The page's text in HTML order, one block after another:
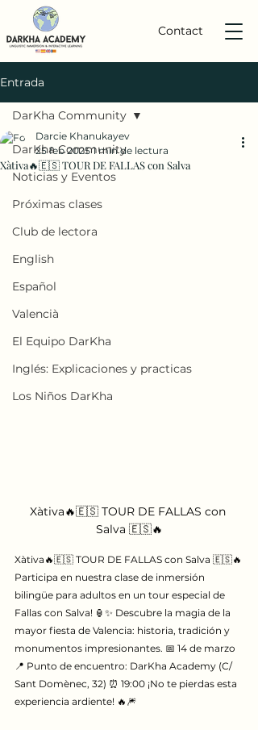
Contact
Entrada
DarKha Community
Noticias y Eventos
Próximas clases
Club de lectora
English
Español
Valencià
El Equipo DarKha
Inglés: Explicaciones y practicas
Los Niños DarKha
DarKha Community
Xàtiva🔥🇪🇸 TOUR DE FALLAS con Salva
Darcie Khanukayev
25 feb 2025 1 min de lectura
Xàtiva🔥🇪🇸 TOUR DE FALLAS con
Salva 🇪🇸🔥
Xàtiva🔥🇪🇸 TOUR DE FALLAS con Salva 🇪🇸🔥
Participa en nuestra clase de inmersión
bilingüe para adultos en un tour especial de
Fallas con Salva! 🏮✨ Descubre la magia de la
mayor fiesta de Valencia: historia, tradición y
monumentos impresionantes. 📅 14 de marzo
📍 Punto de encuentro: DarKha Academy (C/
Sant Domènec, 32) ⏰ 19:00 ¡No te pierdas esta
experiencia ardiente! 🔥🎆